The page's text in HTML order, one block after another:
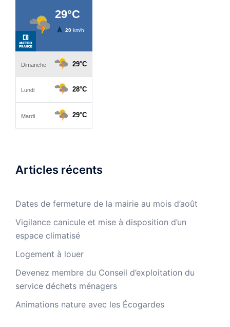
Articles récents
Dates de fermeture de la mairie au mois d’août
Vigilance canicule et mise à disposition d’un
espace climatisé
Logement à louer
Devenez membre du Conseil d’exploitation du
service déchets ménagers
Animations nature avec les Écogardes